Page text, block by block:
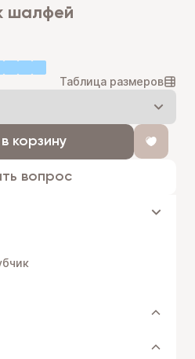
шалфей
Таблица размеров
корзину
вопрос